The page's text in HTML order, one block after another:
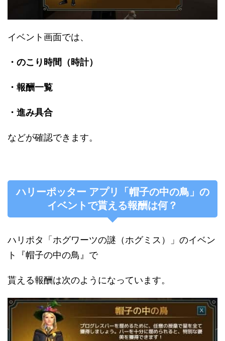
イベント画面では、
・のこり時間（時計）
・報酬一覧
・進み具合
などが確認できます。
ハリーポッター アプリ「帽子の中の鳥」の
イベントで貰える報酬は何？
ハリポタ「ホグワーツの謎（ホグミス）」のイベン
ト『帽子の中の鳥』で
貰える報酬は次のようになっています。